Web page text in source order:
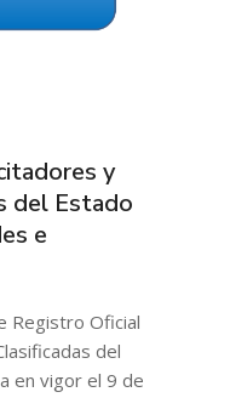
y
del Estado
e
Registro Oficial
del
en vigor el 9 de